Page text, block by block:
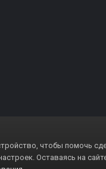
чтобы помочь
Оставаясь на